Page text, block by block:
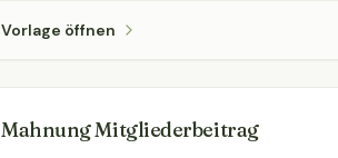
Vorlage öffnen
Mahnung Mitgliederbeitrag